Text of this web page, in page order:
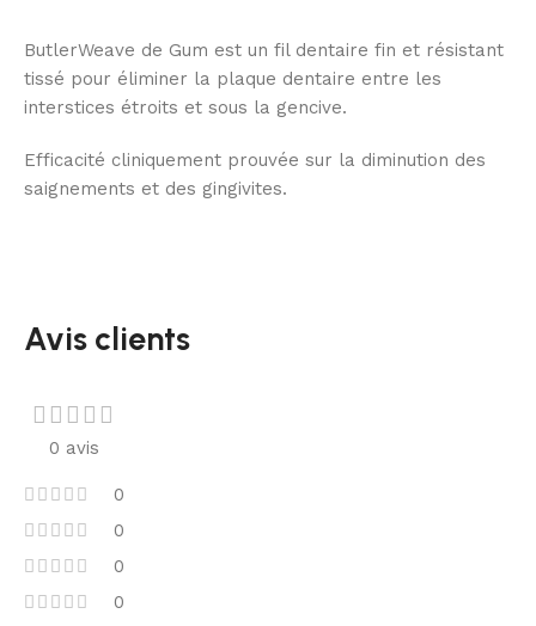
ButlerWeave de Gum est un fil dentaire fin et résistant
tissé pour éliminer la plaque dentaire entre les
interstices étroits et sous la gencive.
Efficacité cliniquement prouvée sur la diminution des
saignements et des gingivites.
Avis clients
0 avis
0
0
0
0